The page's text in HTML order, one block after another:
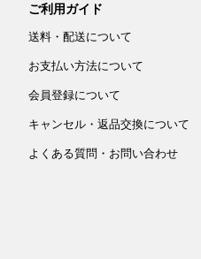
ご利用ガイド
送料・配送について
お支払い方法について
会員登録について
キャンセル・返品交換について
よくある質問・お問い合わせ